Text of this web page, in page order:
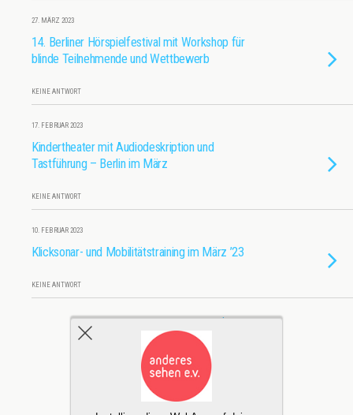
27. MÄRZ 2023
14. Berliner Hörspielfestival mit Workshop für
blinde Teilnehmende und Wettbewerb
KEINE ANTWORT
17. FEBRUAR 2023
Kindertheater mit Audiodeskription und
Tastführung – Berlin im März
KEINE ANTWORT
10. FEBRUAR 2023
Klicksonar- und Mobilitätstraining im März ’23
KEINE ANTWORT
Weitere Mit Diesem Tag Laden…
Zum Seitenanfang